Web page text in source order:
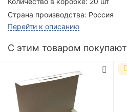
Страна производства: Россия
Перейти к описанию
C этим товаром покупают